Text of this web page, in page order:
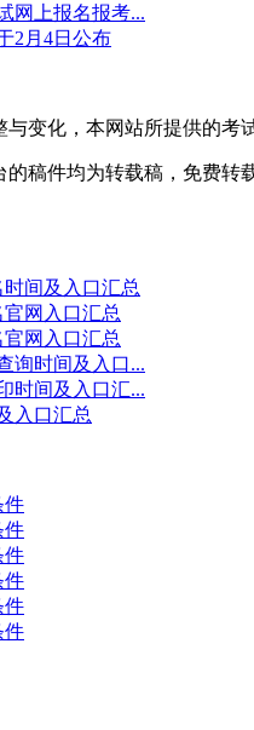
网上报名报考...
2月4日公布
变化，本网站所提供的考
的稿件均为转载稿，免费
间及入口汇总
网入口汇总
网入口汇总
询时间及入口...
时间及入口汇...
入口汇总
件
件
件
件
件
件